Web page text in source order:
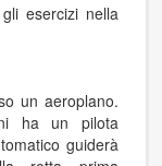
gli esercizi nella
un aeroplano.
ha un pilota
guiderà